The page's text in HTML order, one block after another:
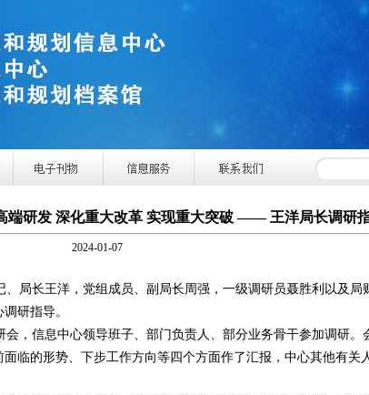
端研发 深化重大改革 实现重大突破 —— 王洋局长调研
2024-01-07
局长王洋，党组成员、副局长周强，一级调研员聂胜利以及局
研指导。
，信息中心领导班子、部门负责人、部分业务骨干参加调研。
临的形势、下步工作方向等四个方面作了汇报，中心其他有关